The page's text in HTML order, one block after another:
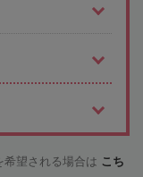
希望される場合は こち